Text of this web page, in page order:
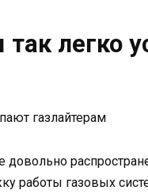
легко
работы газовых